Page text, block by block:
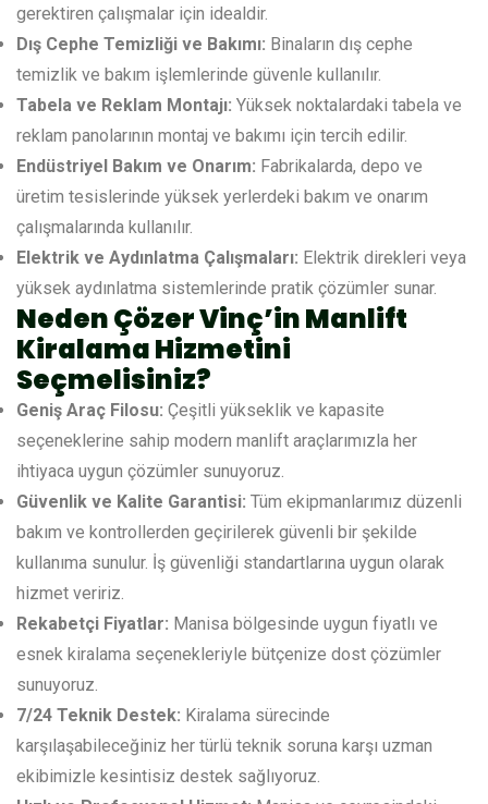
gerektiren çalışmalar için idealdir.
Dış Cephe Temizliği ve Bakımı: Binaların dış cephe
temizlik ve bakım işlemlerinde güvenle kullanılır.
Tabela ve Reklam Montajı: Yüksek noktalardaki tabela ve
reklam panolarının montaj ve bakımı için tercih edilir.
Endüstriyel Bakım ve Onarım: Fabrikalarda, depo ve
üretim tesislerinde yüksek yerlerdeki bakım ve onarım
çalışmalarında kullanılır.
Elektrik ve Aydınlatma Çalışmaları: Elektrik direkleri veya
yüksek aydınlatma sistemlerinde pratik çözümler sunar.
Neden Çözer Vinç’in Manlift
Kiralama Hizmetini
Seçmelisiniz?
Geniş Araç Filosu: Çeşitli yükseklik ve kapasite
seçeneklerine sahip modern manlift araçlarımızla her
ihtiyaca uygun çözümler sunuyoruz.
Güvenlik ve Kalite Garantisi: Tüm ekipmanlarımız düzenli
bakım ve kontrollerden geçirilerek güvenli bir şekilde
kullanıma sunulur. İş güvenliği standartlarına uygun olarak
hizmet veririz.
Rekabetçi Fiyatlar: Manisa bölgesinde uygun fiyatlı ve
esnek kiralama seçenekleriyle bütçenize dost çözümler
sunuyoruz.
7/24 Teknik Destek: Kiralama sürecinde
karşılaşabileceğiniz her türlü teknik soruna karşı uzman
ekibimizle kesintisiz destek sağlıyoruz.